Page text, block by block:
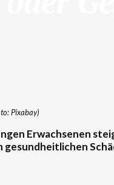
Pixabay)
Erwachsenen